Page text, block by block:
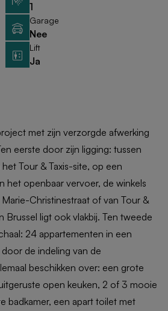
1
Garage
Nee
Lift
Ja
met zijn verzorgde afwerking
eerste door zijn ligging: tussen
Tour & Taxis-site, op een
het openbaar vervoer, de winkels
Christinestraat of van Tour &
Brussel ligt ook vlakbij. Ten tweede
24 appartementen in een
de indeling van de
beschikken over: een grote
open keuken, 2 of 3 mooie
badkamer, een apart toilet met